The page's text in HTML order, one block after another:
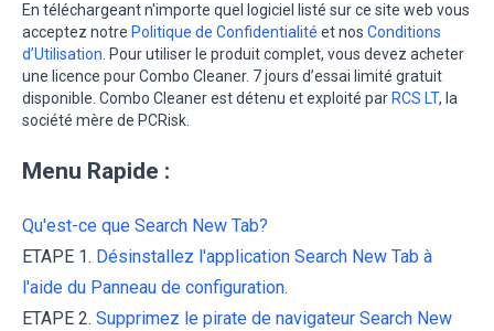
En téléchargeant n'importe quel logiciel listé sur ce site web vous
acceptez notre Politique de Confidentialité et nos Conditions
d’Utilisation . Pour utiliser le produit complet, vous devez acheter
une licence pour Combo Cleaner. 7 jours d’essai limité gratuit
disponible. Combo Cleaner est détenu et exploité par RCS LT, la
société mère de PCRisk.
Menu Rapide :
Qu'est-ce que Search New Tab?
ETAPE 1. Désinstallez l'application Search New Tab à
l'aide du Panneau de configuration.
ETAPE 2. Supprimez le pirate de navigateur Search New